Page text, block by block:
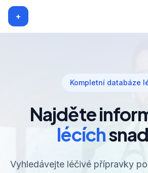
+
Kompletní databáze
Najděte
lécích
Vyhledávejte léčivé přípravky